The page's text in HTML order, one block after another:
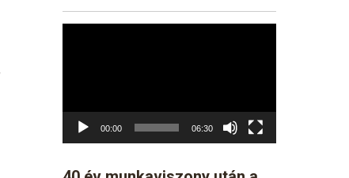
00:00 06:30